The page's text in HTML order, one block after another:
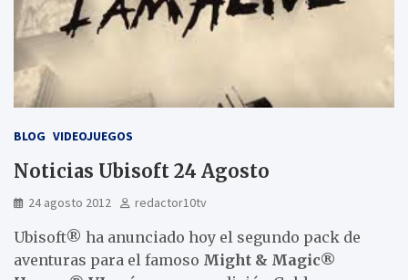
BLOG VIDEOJUEGOS
Noticias Ubisoft 24 Agosto
24 agosto 2012 redactor10tv
Ubisoft® ha anunciado hoy el segundo pack de
aventuras para el famoso Might & Magic®